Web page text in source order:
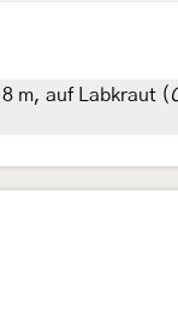
m, auf Labkraut (